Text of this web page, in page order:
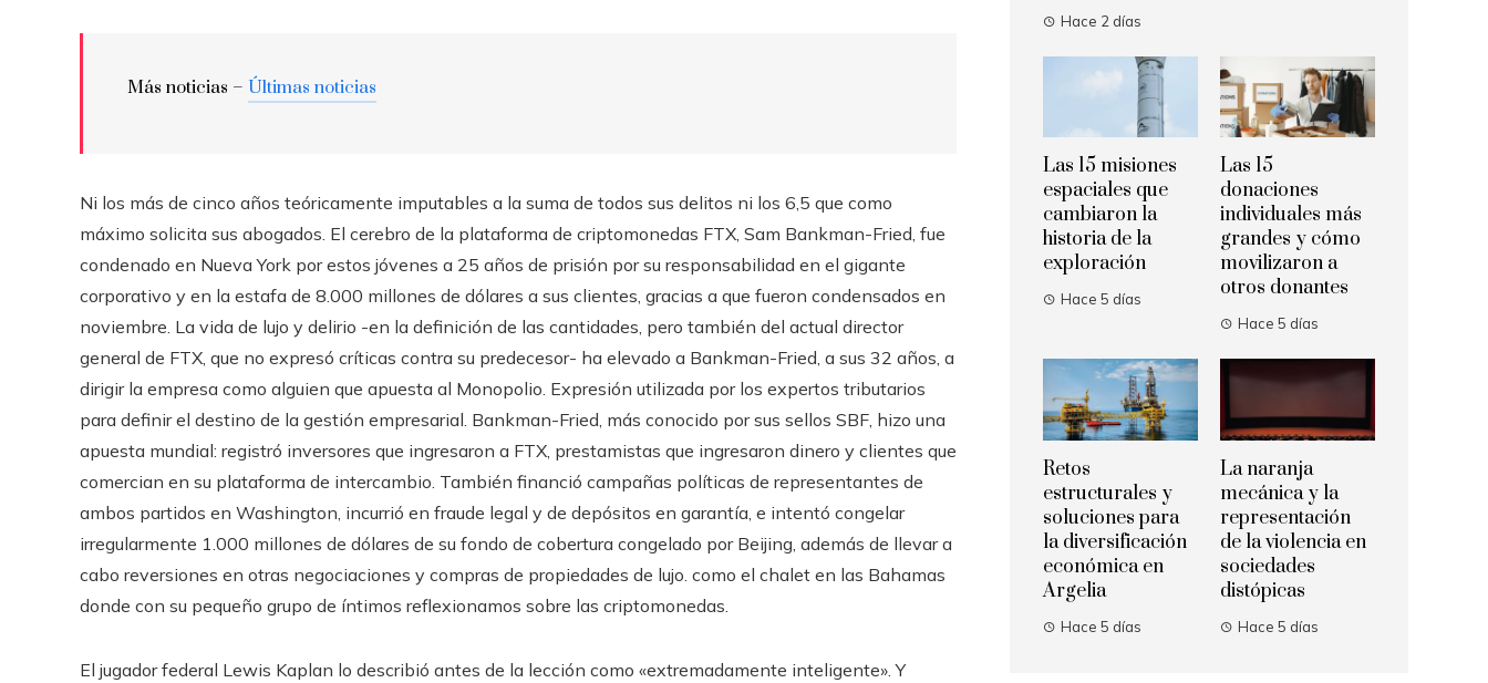
Más noticias – Últimas noticias
Ni los más de cinco años teóricamente imputables a la suma de todos sus delitos ni los 6,5 que como
máximo solicita sus abogados. El cerebro de la plataforma de criptomonedas FTX, Sam Bankman-Fried, fue
condenado en Nueva York por estos jóvenes a 25 años de prisión por su responsabilidad en el gigante
corporativo y en la estafa de 8.000 millones de dólares a sus clientes, gracias a que fueron condensados ​​en
noviembre. La vida de lujo y delirio -en la definición de las cantidades, pero también del actual director
general de FTX, que no expresó críticas contra su predecesor- ha elevado a Bankman-Fried, a sus 32 años, a
dirigir la empresa como alguien que apuesta al Monopolio. Expresión utilizada por los expertos tributarios
para definir el destino de la gestión empresarial. Bankman-Fried, más conocido por sus sellos SBF, hizo una
apuesta mundial: registró inversores que ingresaron a FTX, prestamistas que ingresaron dinero y clientes que
comercian en su plataforma de intercambio. También financió campañas políticas de representantes de
ambos partidos en Washington, incurrió en fraude legal y de depósitos en garantía, e intentó congelar
irregularmente 1.000 millones de dólares de su fondo de cobertura congelado por Beijing, además de llevar a
cabo reversiones en otras negociaciones y compras de propiedades de lujo. como el chalet en las Bahamas
donde con su pequeño grupo de íntimos reflexionamos sobre las criptomonedas.
El jugador federal Lewis Kaplan lo describió antes de la lección como «extremadamente inteligente». Y
Hace 2 días
Las 15 misiones
espaciales que
cambiaron la
historia de la
exploración
Hace 5 días
Las 15
donaciones
individuales más
grandes y cómo
movilizaron a
otros donantes
Hace 5 días
Retos
estructurales y
soluciones para
la diversificación
económica en
Argelia
Hace 5 días
La naranja
mecánica y la
representación
de la violencia en
sociedades
distópicas
Hace 5 días